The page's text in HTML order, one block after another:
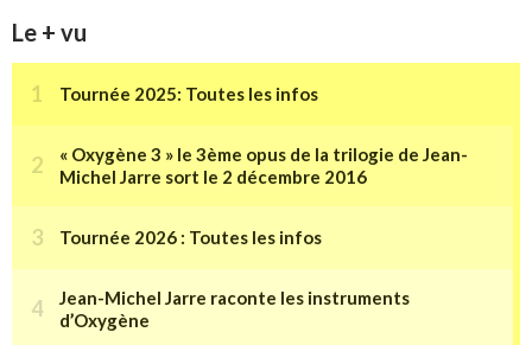
Le + vu